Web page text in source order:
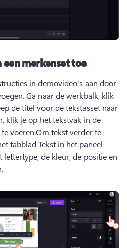
een merkenset toe
in demovideo's aan door
Ga naar de werkbalk, klik
de titel voor de tekstasset naar
klik je op het tekstvak in de
voeren.Om tekst verder te
tabblad Tekst in het paneel
lettertype, de kleur, de positie en